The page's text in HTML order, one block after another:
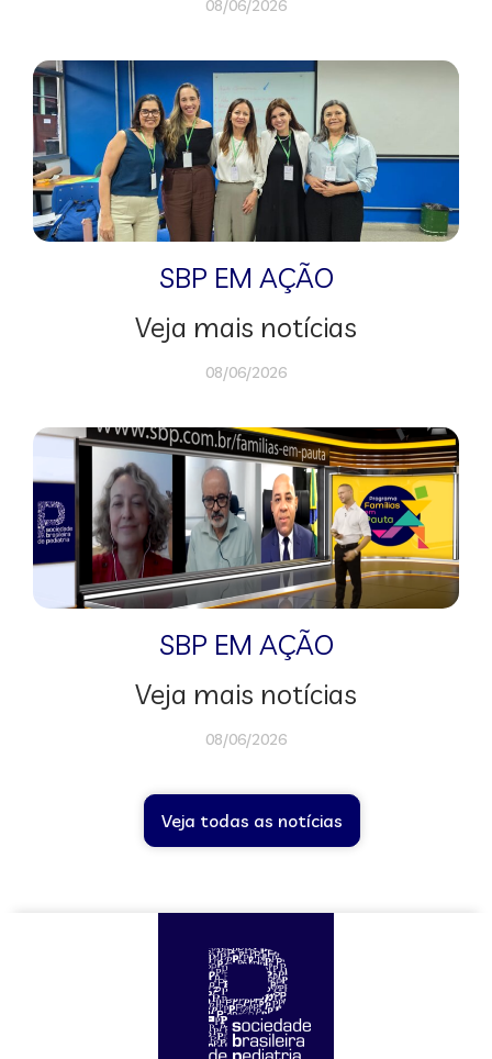
08/06/2026
SBP EM AÇÃO
Veja mais notícias
08/06/2026
SBP EM AÇÃO
Veja mais notícias
08/06/2026
Veja todas as notícias